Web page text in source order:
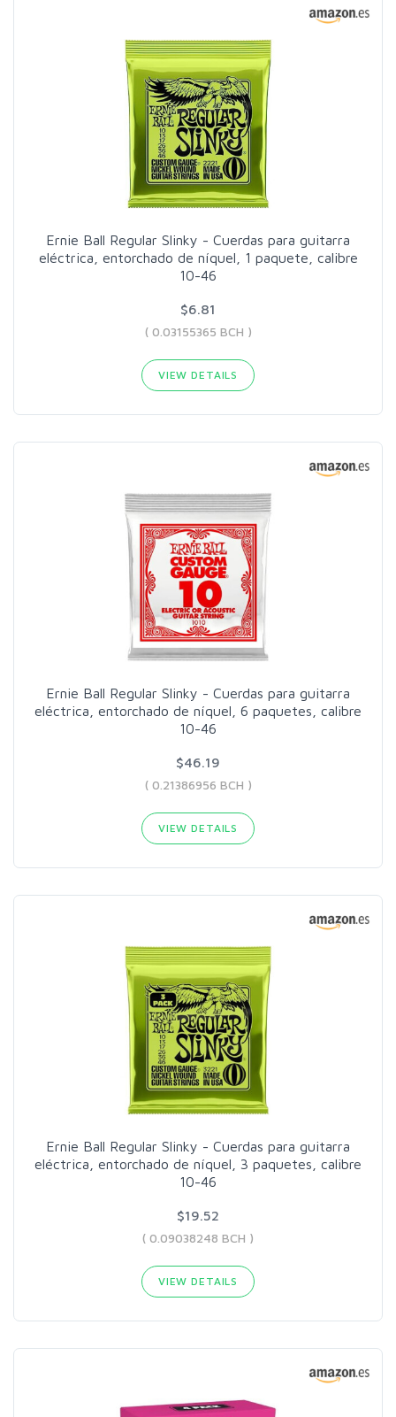
Ernie Ball Regular Slinky - Cuerdas para guitarra
eléctrica, entorchado de níquel, 1 paquete, calibre
10-46
$6.81
( 0.03155365 BCH )
VIEW DETAILS
Ernie Ball Regular Slinky - Cuerdas para guitarra
eléctrica, entorchado de níquel, 6 paquetes, calibre
10-46
$46.19
( 0.21386956 BCH )
VIEW DETAILS
Ernie Ball Regular Slinky - Cuerdas para guitarra
eléctrica, entorchado de níquel, 3 paquetes, calibre
10-46
$19.52
( 0.09038248 BCH )
VIEW DETAILS